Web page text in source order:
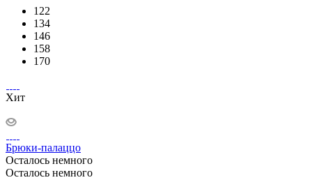
122
134
146
158
170
Хит
Брюки-палаццо
Осталось немного
Осталось немного